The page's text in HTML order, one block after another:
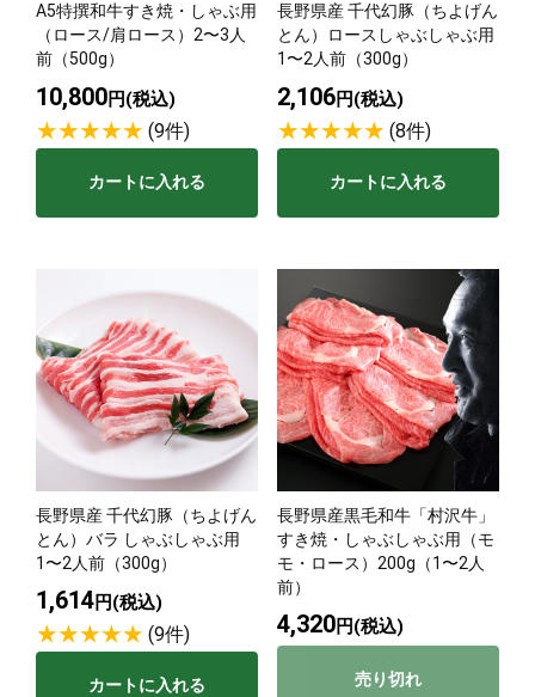
A5特撰和牛すき焼・しゃぶ用
（ロース/肩ロース）2〜3人
前（500g）
10,800円(税込)
(9件)
カートに入れる
長野県産 千代幻豚（ちよげん
とん）ロースしゃぶしゃぶ用
1〜2人前（300g）
2,106円(税込)
(8件)
カートに入れる
長野県産 千代幻豚（ちよげん
とん）バラ しゃぶしゃぶ用
1〜2人前（300g）
1,614円(税込)
(9件)
カートに入れる
長野県産黒毛和牛「村沢牛」
すき焼・しゃぶしゃぶ用（モ
モ・ロース）200g（1〜2人
前）
4,320円(税込)
売り切れ